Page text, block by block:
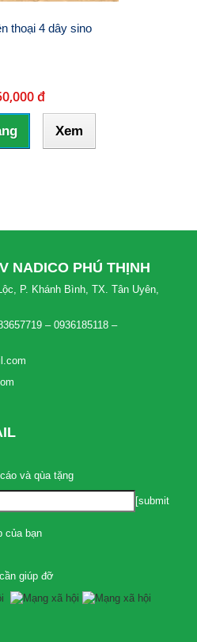
thoại 4 dây sino
đ
Xem
NADICO PHÚ THỊNH
P. Khánh Bình, TX. Tân Uyên,
– 0936185118 –
và qùa tặng
[submit
của bạn
giúp đỡ